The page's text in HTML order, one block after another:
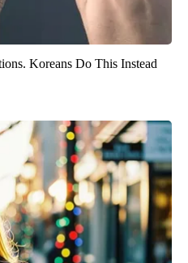
Koreans Do This Instead